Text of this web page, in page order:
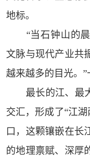
地标。
“当石钟山的晨
文脉与现代产业共
越来越多的目光。”
最长的江、最大
交汇，形成了“江
口，这颗镶嵌在长
的地理禀赋、深厚